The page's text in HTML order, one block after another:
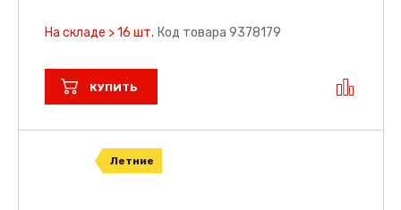
На складе > 16 шт. Код товара 9378179
КУПИТЬ
Летние